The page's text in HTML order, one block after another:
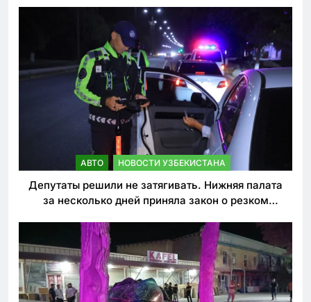
АВТО НОВОСТИ УЗБЕКИСТАНА
Депутаты решили не затягивать. Нижняя палата
за несколько дней приняла закон о резком